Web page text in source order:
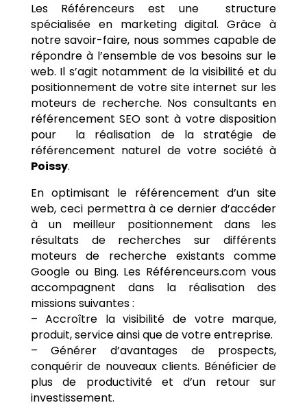
Les Référenceurs est une structure
spécialisée en marketing digital. Grâce à
notre savoir-faire, nous sommes capable de
répondre à l’ensemble de vos besoins sur le
web. Il s’agit notamment de la visibilité et du
positionnement de votre site internet sur les
moteurs de recherche. Nos consultants en
référencement SEO sont à votre disposition
pour la réalisation de la stratégie de
référencement naturel de votre société à
Poissy.
En optimisant le référencement d’un site
web, ceci permettra à ce dernier d’accéder
à un meilleur positionnement dans les
résultats de recherches sur différents
moteurs de recherche existants comme
Google ou Bing. Les Référenceurs.com vous
accompagnent dans la réalisation des
missions suivantes :
– Accroître la visibilité de votre marque,
produit, service ainsi que de votre entreprise.
– Générer d’avantages de prospects,
conquérir de nouveaux clients. Bénéficier de
plus de productivité et d’un retour sur
investissement.